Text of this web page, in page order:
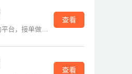
网络互助平台，接单做单赚钱
查看
查看